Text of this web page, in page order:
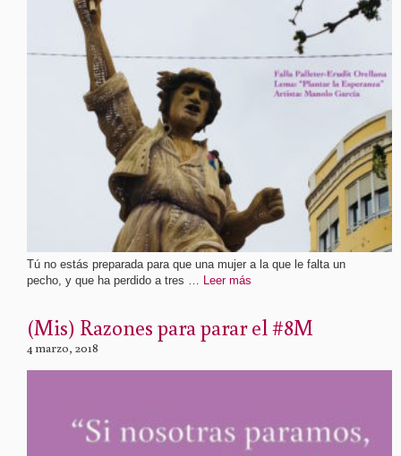
Tú no estás preparada para que una mujer a la que le falta un
pecho, y que ha perdido a tres … Leer más
(Mis) Razones para parar el #8M
4 marzo, 2018